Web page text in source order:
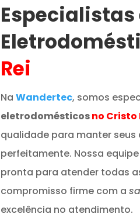
Especialistas
Rei
Na Wandertec, somos
eletrodomésticosno Cristo
qualidade para manter
perfeitamente. Nossa
pronta para atender todas
compromisso firme com a
excelência no atendimento.